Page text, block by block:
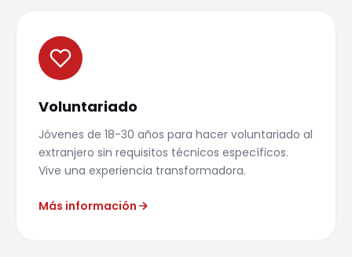
Voluntariado
Jóvenes de 18-30 años para hacer voluntariado al
extranjero sin requisitos técnicos específicos.
Vive una experiencia transformadora.
Más información